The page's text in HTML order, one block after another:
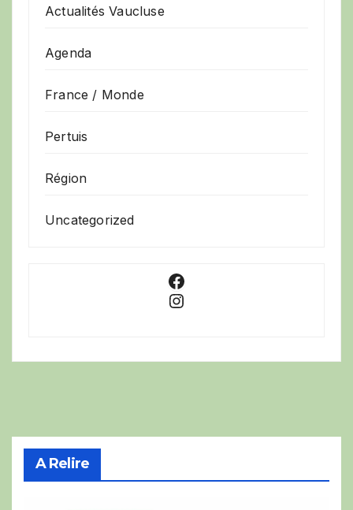
Actualités Vaucluse
Agenda
France / Monde
Pertuis
Région
Uncategorized
Facebook
Instagram
A Relire